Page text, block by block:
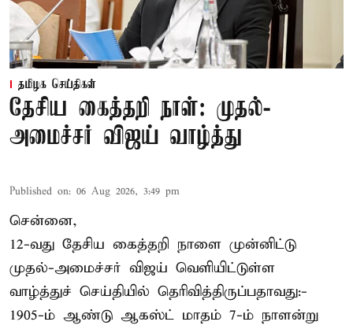
தமிழக செய்திகள்
தேசிய கைத்தறி நாள்: முதல்-
அமைச்சர் விஜய் வாழ்த்து
Published on: 06 Aug 2026, 3:49 pm
சென்னை,
12-வது தேசிய கைத்தறி நாளை முன்னிட்டு
முதல்-அமைச்சர் விஜய் வெளியிட்டுள்ள
வாழ்த்துச் செய்தியில் தெரிவித்திருப்பதாவது:-
1905-ம் ஆண்டு ஆகஸ்ட் மாதம் 7-ம் நாளன்று